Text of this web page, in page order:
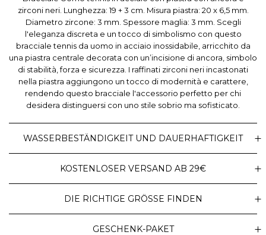
zirconi neri. Lunghezza: 19 + 3 cm. Misura piastra: 20 x 6,5 mm.
Diametro zircone: 3 mm. Spessore maglia: 3 mm. Scegli
l'eleganza discreta e un tocco di simbolismo con questo
bracciale tennis da uomo in acciaio inossidabile, arricchito da
una piastra centrale decorata con un’incisione di ancora, simbolo
di stabilità, forza e sicurezza. I raffinati zirconi neri incastonati
nella piastra aggiungono un tocco di modernità e carattere,
rendendo questo bracciale l'accessorio perfetto per chi
desidera distinguersi con uno stile sobrio ma sofisticato.
WASSERBESTÄNDIGKEIT UND DAUERHAFTIGKEIT
KOSTENLOSER VERSAND AB 29€
DIE RICHTIGE GRÖSSE FINDEN
GESCHENK-PAKET